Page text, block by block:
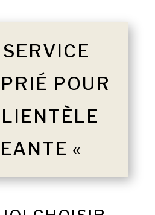
POUR
«